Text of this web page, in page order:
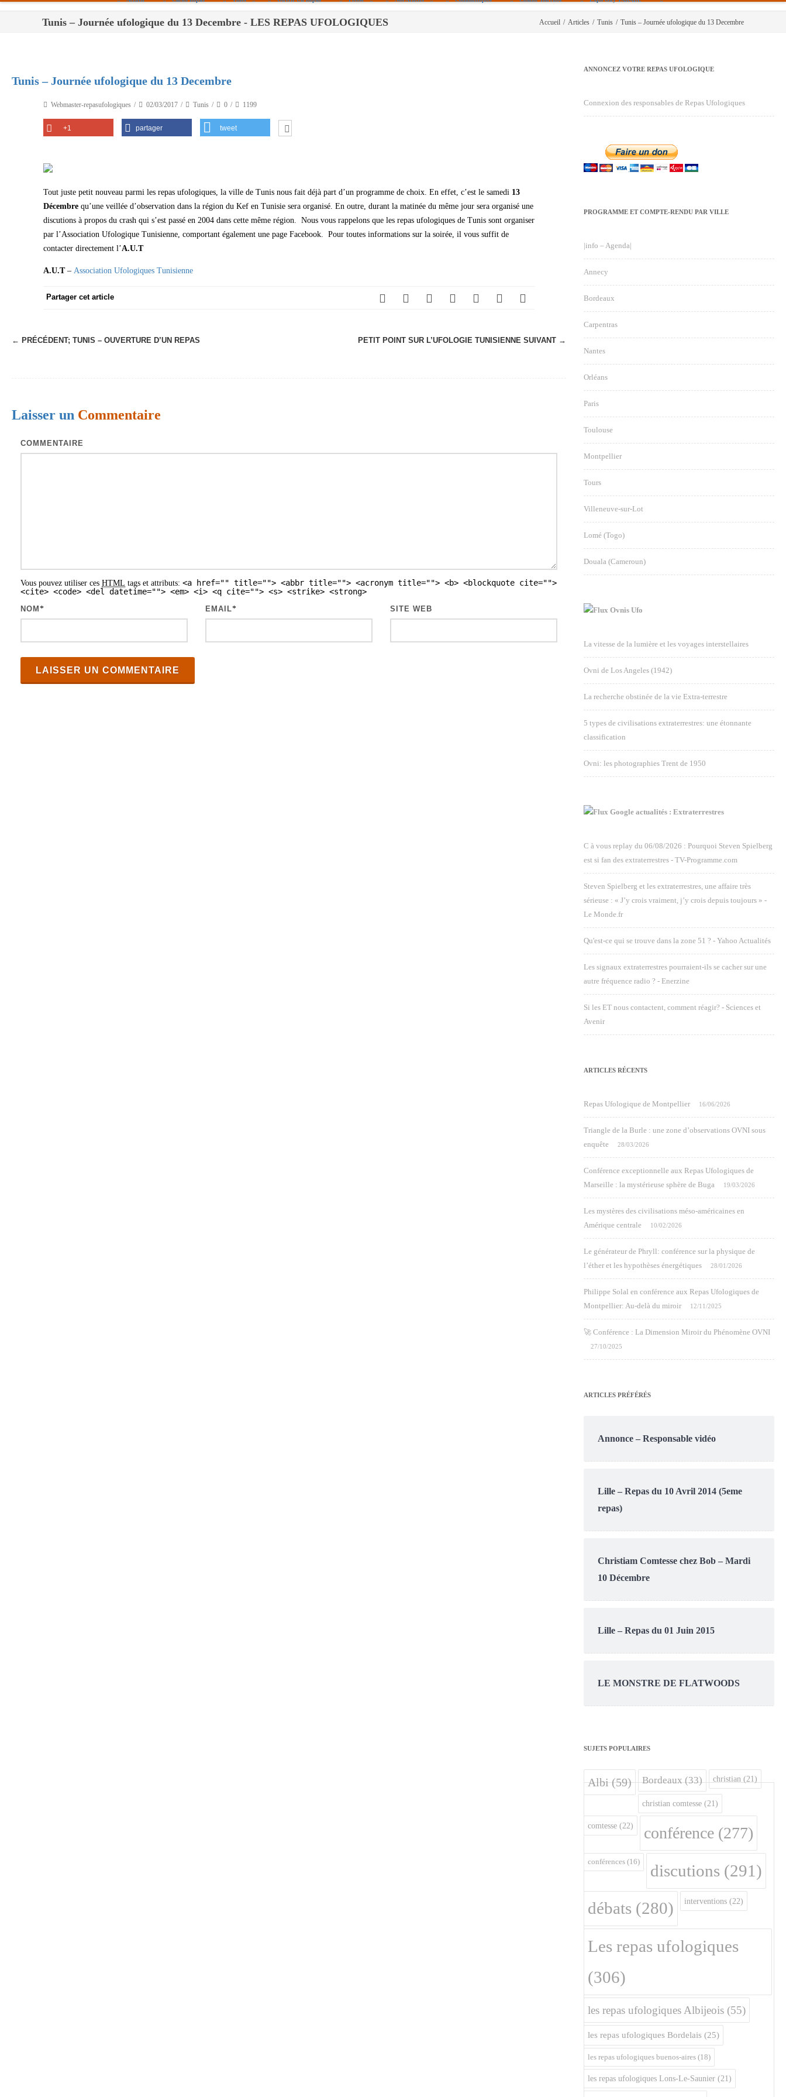
Paris
Tours
Politique De Cookies (UE)
Tunis – Journée ufologique du 13 Decembre - LES REPAS UFOLOGIQUES Accueil / Articles / Tunis / Tunis – Journée ufologique du 13 Decembre
Tunis – Journée ufologique du 13 Decembre
Webmaster-repasufologiques 02/03/2017 Tunis 0 1199
+1 partager tweet
Tout juste petit nouveau parmi les repas ufologiques, la ville de Tunis nous fait déjà part d’un programme de choix. En effet, c’est le samedi 13
Décembre qu’une veillée d’observation dans la région du Kef en Tunisie sera organisé. En outre, durant la matinée du même jour sera organisé une
discutions à propos du crash qui s’est passé en 2004 dans cette même région. Nous vous rappelons que les repas ufologiques de Tunis sont organiser
par l’Association Ufologique Tunisienne, comportant également une page Facebook. Pour toutes informations sur la soirée, il vous suffit de
contacter directement l’A.U.T
A.U.T– Association Ufologiques Tunisienne
Partager cet article
N
g
← PRÉCÉDENT; TUNIS – OUVERTURE D’UN REPAS PETIT POINT SUR L’UFOLOGIE TUNISIENNE SUIVANT →
Laisser un Commentaire
COMMENTAIRE
Vous pouvez utiliser ces HTML tags et attributs: <a href="" title=""> <abbr title=""> <acronym title=""> <b> <blockquote cite="">
<cite> <code> <del datetime=""> <em> <i> <q cite=""> <s> <strike> <strong>
NOM * EMAIL* SITE WEB
ANNONCEZ VOTRE REPAS UFOLOGIQUE
Connexion des responsables de Repas Ufologiques
PROGRAMME ET COMPTE-RENDU PAR VILLE
|info – Agenda|
Annecy
Bordeaux
Carpentras
Nantes
Orléans
Paris
Toulouse
Montpellier
Tours
Villeneuve-sur-Lot
Lomé (Togo)
Douala (Cameroun)
Ovnis Ufo
La vitesse de la lumière et les voyages interstellaires
Ovni de Los Angeles (1942)
La recherche obstinée de la vie Extra-terrestre
5 types de civilisations extraterrestres: une étonnante
classification
Ovni: les photographies Trent de 1950
Google actualités : Extraterrestres
C à vous replay du 06/08/2026 : Pourquoi Steven Spielberg
est si fan des extraterrestres - TV-Programme.com
Steven Spielberg et les extraterrestres, une affaire très
sérieuse : « J’y crois vraiment, j’y crois depuis toujours » -
Le Monde.fr
Qu'est-ce qui se trouve dans la zone 51 ? - Yahoo Actualités
Les signaux extraterrestres pourraient-ils se cacher sur une
autre fréquence radio ? - Enerzine
Si les ET nous contactent, comment réagir? - Sciences et
Avenir
ARTICLES RÉCENTS
Repas Ufologique de Montpellier 16/06/2026
Triangle de la Burle : une zone d’observations OVNI sous
enquête
28/03/2026
Conférence exceptionnelle aux Repas Ufologiques de
Marseille : la mystérieuse sphère de Buga
19/03/2026
Les mystères des civilisations méso-américaines en
Amérique centrale
10/02/2026
Le générateur de Phryll: conférence sur la physique de
l’éther et les hypothèses énergétiques
28/01/2026
Philippe Solal en conférence aux Repas Ufologiques de
Montpellier: Au-delà du miroir
12/11/2025
🚀 Conférence : La Dimension Miroir du Phénomène OVNI
27/10/2025
ARTICLES PRÉFÉRÉS
Annonce – Responsable vidéo
Lille – Repas du 10 Avril 2014 (5eme
repas)
Christiam Comtesse chez Bob – Mardi
10 Décembre
Lille – Repas du 01 Juin 2015
LE MONSTRE DE FLATWOODS
SUJETS POPULAIRES
Albi(59) Bordeaux(33) christian (21)
christian comtesse (21)
comtesse (22) conférence (277)
conférences (16) discutions (291)
débats (280) interventions (22)
Les repas ufologiques
(306)
les repas ufologiques Albijeois (55)
les repas ufologiques Bordelais (25)
les repas ufologiques buenos-aires (18)
les repas ufologiques Lons-Le-Saunier (21)